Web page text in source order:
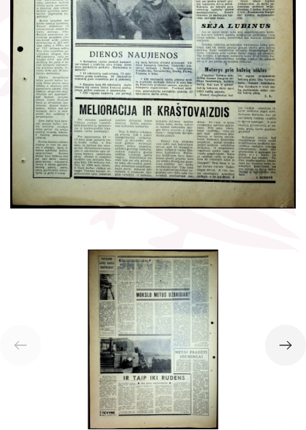
Gaunami periodiniai leidiniai
Tarpbibliotekinis abonementas
Knygomatai
Internetas
Klubai
Literatų klubas „Polėkis“
Interaktyvi kelionė
Gabrielės Petkevičaitės-Bitės literatūrinė
premija
Bibliotekos 70-metis
Virtuali biblioteka